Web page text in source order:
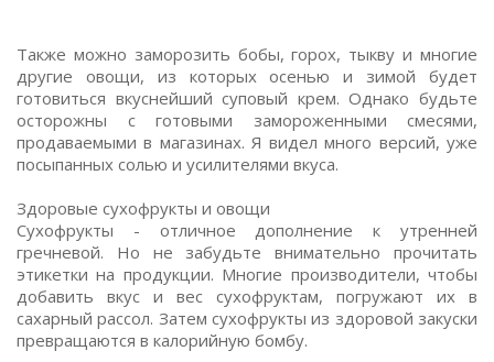
Также можно заморозить бобы, горох, тыкву и многие
другие овощи, из которых осенью и зимой будет
готовиться вкуснейший суповый крем. Однако будьте
осторожны с готовыми замороженными смесями,
продаваемыми в магазинах. Я видел много версий, уже
посыпанных солью и усилителями вкуса.
Здоровые сухофрукты и овощи
Сухофрукты - отличное дополнение к утренней
гречневой. Но не забудьте внимательно прочитать
этикетки на продукции. Многие производители, чтобы
добавить вкус и вес сухофруктам, погружают их в
сахарный рассол. Затем сухофрукты из здоровой закуски
превращаются в калорийную бомбу.